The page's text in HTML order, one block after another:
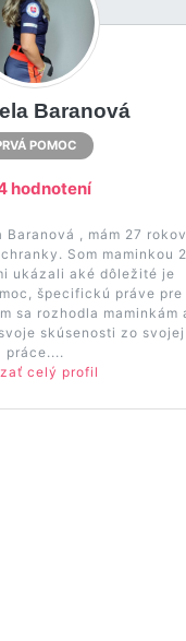
Baranová
POMOC
hodnotení
Baranová , mám 27
Som maminkou 2
ukázali aké dôležité je
špecifickú práve pre
sa rozhodla maminkám
skúsenosti zo svojej
práce....
celý profil